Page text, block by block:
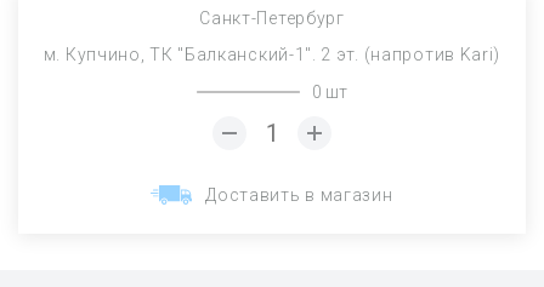
Санкт-Петербург
м. Купчино, ТК "Балканский-1". 2 эт. (напротив Kari)
0 шт
Доставить в магазин